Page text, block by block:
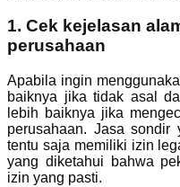
1. Cek kejelasan
perusahaan
Apabila ingin
baiknya jika tidak asal
lebih baiknya jika
perusahaan. Jasa sondir
tentu saja memiliki izin
yang diketahui bahwa
izin yang pasti.